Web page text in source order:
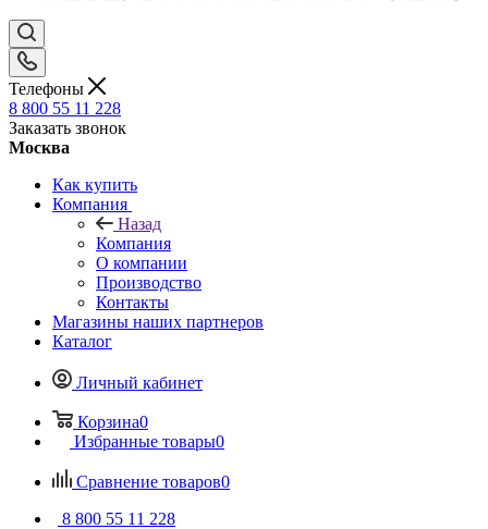
Телефоны
8 800 55 11 228
Заказать звонок
Москва
Как купить
Компания
Назад
Компания
О компании
Производство
Контакты
Магазины наших партнеров
Каталог
Личный кабинет
Корзина0
Избранные товары0
Сравнение товаров0
8 800 55 11 228